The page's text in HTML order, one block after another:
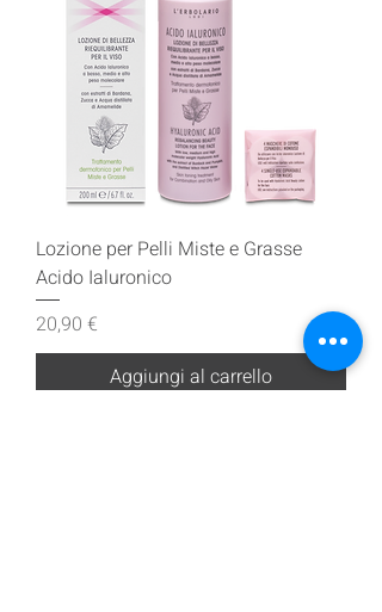
Lozione per Pelli Miste e Grasse
Acido Ialuronico
Prezzo
20,90 €
Aggiungi al carrello